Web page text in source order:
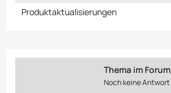
Produktaktualisierungen
Thema im Forum
Noch keine Antwort